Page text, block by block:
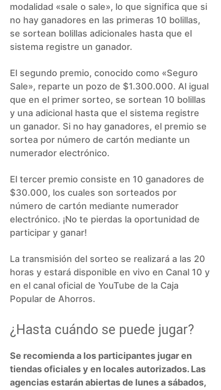
modalidad «sale o sale», lo que significa que si
no hay ganadores en las primeras 10 bolillas,
se sortean bolillas adicionales hasta que el
sistema registre un ganador.
El segundo premio, conocido como «Seguro
Sale», reparte un pozo de $1.300.000. Al igual
que en el primer sorteo, se sortean 10 bolillas
y una adicional hasta que el sistema registre
un ganador. Si no hay ganadores, el premio se
sortea por número de cartón mediante un
numerador electrónico.
El tercer premio consiste en 10 ganadores de
$30.000, los cuales son sorteados por
número de cartón mediante numerador
electrónico. ¡No te pierdas la oportunidad de
participar y ganar!
La transmisión del sorteo se realizará a las 20
horas y estará disponible en vivo en Canal 10 y
en el canal oficial de YouTube de la Caja
Popular de Ahorros.
¿Hasta cuándo se puede jugar?
Se recomienda a los participantes jugar en
tiendas oficiales y en locales autorizados. Las
agencias estarán abiertas de lunes a sábados,